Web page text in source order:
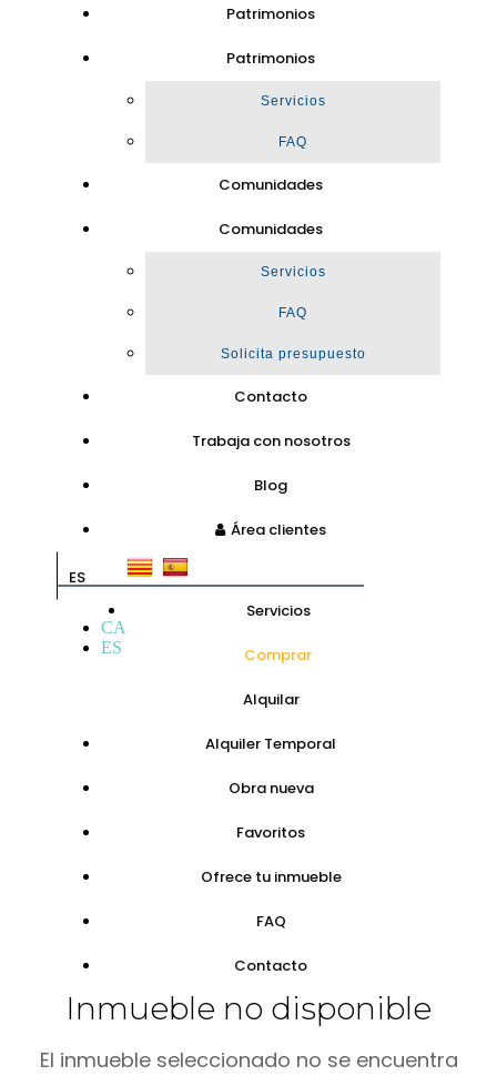
Patrimonios
Patrimonios
Servicios
FAQ
Comunidades
Comunidades
Servicios
FAQ
Solicita presupuesto
Contacto
Trabaja con nosotros
Blog
Área clientes
ES
CA
ES
Servicios
Comprar
Alquilar
Alquiler Temporal
Obra nueva
Favoritos
Ofrece tu inmueble
FAQ
Contacto
Inmueble no disponible
El inmueble seleccionado no se encuentra